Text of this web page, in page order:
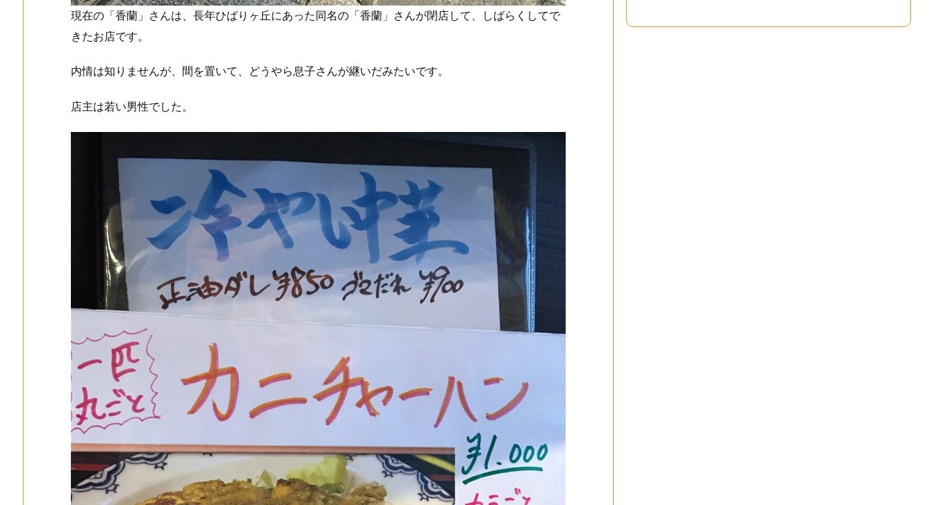
現在の「香蘭」さんは、長年ひばりヶ丘にあった同名の「香蘭」さんが閉店して、しばらくしてで
きたお店です。
内情は知りませんが、間を置いて、どうやら息子さんが継いだみたいです。
店主は若い男性でした。